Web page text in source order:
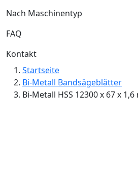
Nach Maschinentyp
FAQ
Kontakt
Startseite
Bi-Metall Bandsägeblätter
Bi-Metall HSS 12300 x 67 x